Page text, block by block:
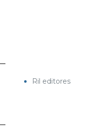
Ril editores